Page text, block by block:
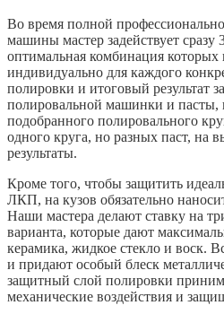
Во время полной
машины мастер задействует сразу
оптимальная комбинация которых
индивидуально для каждого
полировки и итоговый результат
полировальной машинки и пасты,
подобранного полировального
одного круга, но разных паст, на
результаты.
Кроме того, чтобы защитить
ЛКП, на кузов обязательно
Наши мастера делают ставку на
варианта, которые дают
керамика, жидкое стекло и воск.
и придают особый блеск
защитный слой полировки
механические воздействия и